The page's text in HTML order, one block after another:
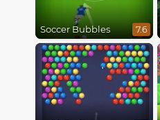
Soccer Bubbles 7.6